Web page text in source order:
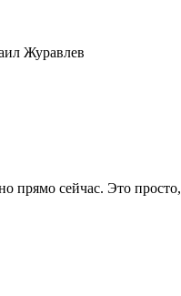
Журавлев
прямо сейчас. Это